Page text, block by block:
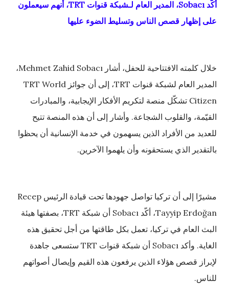
أكّد Sobacı، المدير العام لـشبكة قنوات TRT، أنهم سيعملون
على إظهار قصص الناس وتسليط الضوء عليها
خلال كلمته الافتتاحية للحفل، أشار Mehmet Zahid Sobacı،
المدير العام لشبكة قنوات TRT، إلى أن جوائز TRT World
Citizen تشكّل منصة لتكريم الأفكار الإيجابية، والمبادرات
القيّمة، والقلوب الشجاعة. وأشار إلى أن هذه المنصة تتيح
للعديد من الأفراد الذين يسهمون في خدمة الإنسانية أن يحظوا
بالتقدير الذي يستحقونه وأن يلهموا الآخرين.
مشيرًا إلى أن تركيا تواصل جهودها تحت قيادة الرئيس Recep
Tayyip Erdoğan، أكّد Sobacı أن شبكة TRT، بصفتها هيئة
البث العام في تركيا، تعمل بكل طاقتها من أجل تحقيق هذه
الغاية. وأكد Sobacı أن شبكة قنوات TRT ستسعى جاهدة
لإبراز قصص هؤلاء الذين يرفعون هذه القيم وإيصال أصواتهم
للناس.